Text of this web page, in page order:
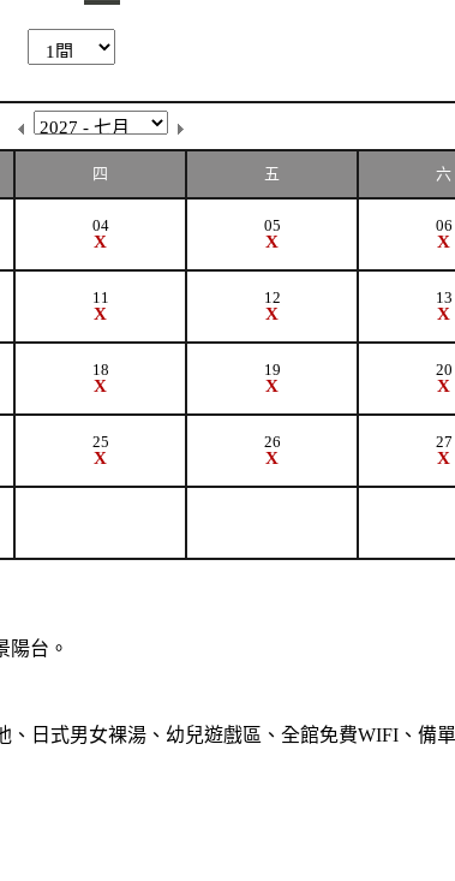
四 五 六
04
X
05
X
06
X
11
X
12
X
13
X
18
X
19
X
20
X
25
X
26
X
27
X
陽台。
日式男女裸湯、幼兒遊戲區、全館免費WIFI、備